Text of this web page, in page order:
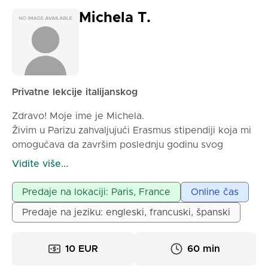
Michela T.
Privatne lekcije italijanskog
Zdravo! Moje ime je Michela.
Živim u Parizu zahvaljujući Erasmus stipendiji koja mi
omogućava da završim poslednju godinu svog
prvostepenog studija na Univerzitetu Sorbonne
književnosti omogućio mi je da steknem ne samo
jezične i semiološke veštine, već i istorijsko i
književno znanje. Specijalizovana sam za engleski i
španskog, kao i kurseve italijanskog jezika i
Vidite više...
Predaje na lokaciji: Paris, France Online čas
Predaje na jeziku: engleski, francuski, španski
10 EUR 60 min